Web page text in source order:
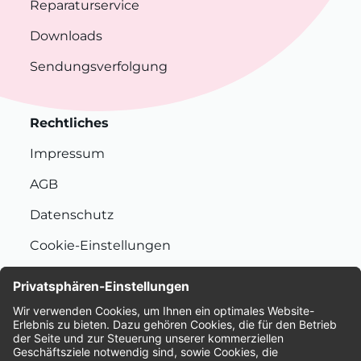
Reparaturservice
Downloads
Sendungsverfolgung
Rechtliches
Impressum
AGB
Datenschutz
Cookie-Einstellungen
Bewertungen